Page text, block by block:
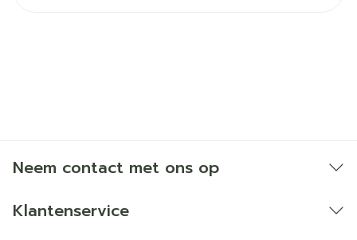
Neem contact met ons op
Klantenservice